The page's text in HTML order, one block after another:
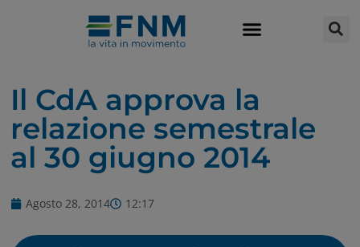
Il CdA approva la
relazione semestrale
al 30 giugno 2014
Agosto 28, 2014 12:17